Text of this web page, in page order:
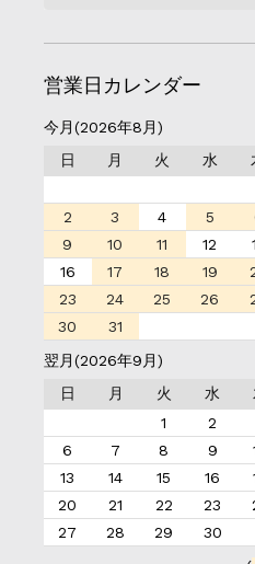
営業日カレンダー
今月(2026年8月)
日
月 火 水
2
3 4 5
9
10 11 12
16
17 18 19
23
24 25 26
30
31
翌月(2026年9月)
日
月 火 水
1
2
6
7 8 9
13
14 15 16
20
21 22 23
27
28 29
30